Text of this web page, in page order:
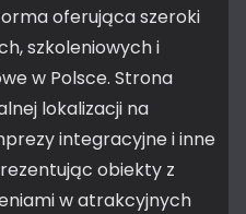
oferująca szeroki
szkoleniowych i
w Polsce. Strona
lokalizacji na
integracyjne i inne
obiekty z
w atrakcyjnych